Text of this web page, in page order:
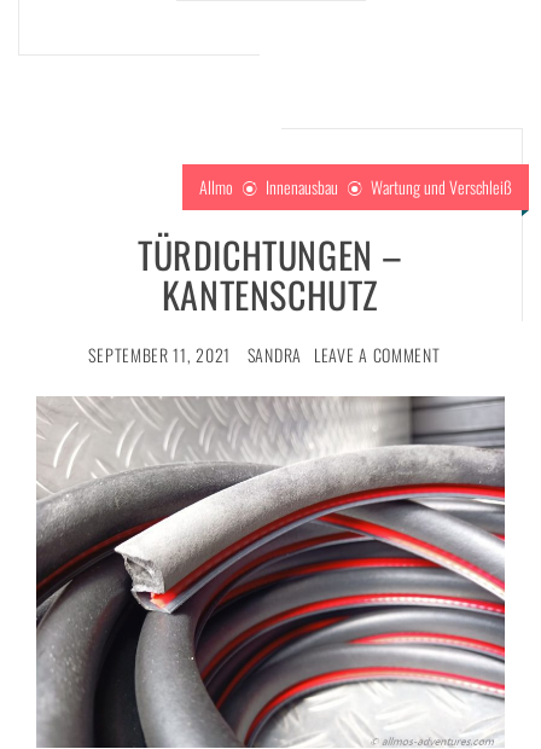
Allmo Innenausbau Wartung und Verschleiß
TÜRDICHTUNGEN –
KANTENSCHUTZ
SEPTEMBER 11, 2021 SANDRA LEAVE A COMMENT